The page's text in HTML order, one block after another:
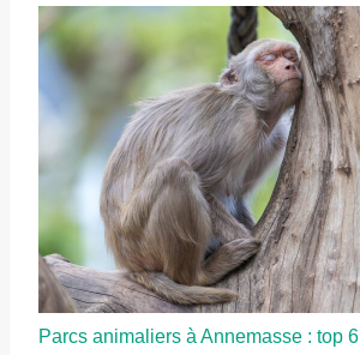
Parcs animaliers à Annemasse : top 6